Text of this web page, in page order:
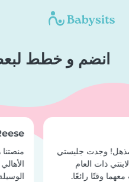
انضم و خطط
وجدت جليستي
ذات العام
وقتًا رائعًا.